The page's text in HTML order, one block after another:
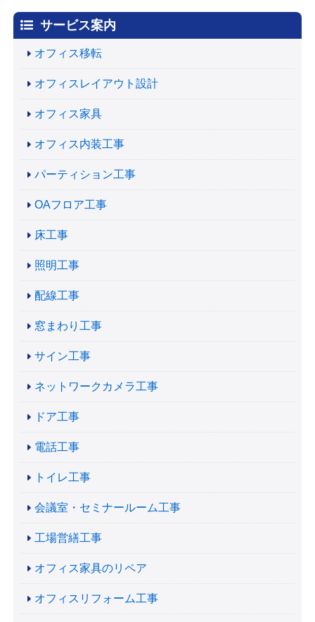
サービス案内
オフィス移転
オフィスレイアウト設計
オフィス家具
オフィス内装工事
パーティション工事
OAフロア工事
床工事
照明工事
配線工事
窓まわり工事
サイン工事
ネットワークカメラ工事
ドア工事
電話工事
トイレ工事
会議室・セミナールーム工事
工場営繕工事
オフィス家具のリペア
オフィスリフォーム工事